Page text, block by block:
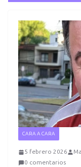
CARA A CARA
5 febrero 2026
0 comentarios